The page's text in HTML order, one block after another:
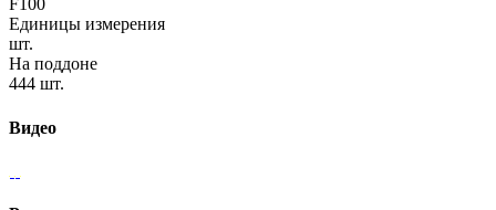
F100
Единицы измерения
шт.
На поддоне
444 шт.
Видео